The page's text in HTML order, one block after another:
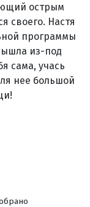
острым
своего. Настя
программы
из-под
сама, учась
нее большой